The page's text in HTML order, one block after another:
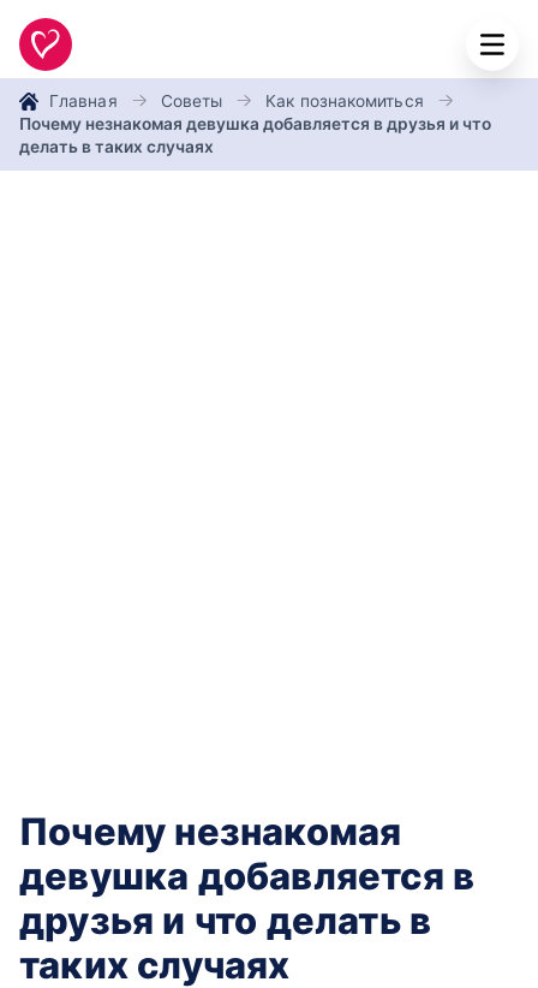
Главная Советы
Как познакомиться
Почему‌ ‌незнакомая‌ ‌девушка‌ ‌добавляется‌ ‌в‌ ‌друзья‌ ‌и‌ ‌что‌
‌делать‌ ‌в‌ ‌таких‌ ‌случаях‌
Почему‌ ‌незнакомая‌
‌девушка‌ ‌добавляется‌ ‌в‌
‌друзья‌ ‌и‌ ‌что‌ ‌делать‌ ‌в‌
‌таких‌ ‌случаях‌